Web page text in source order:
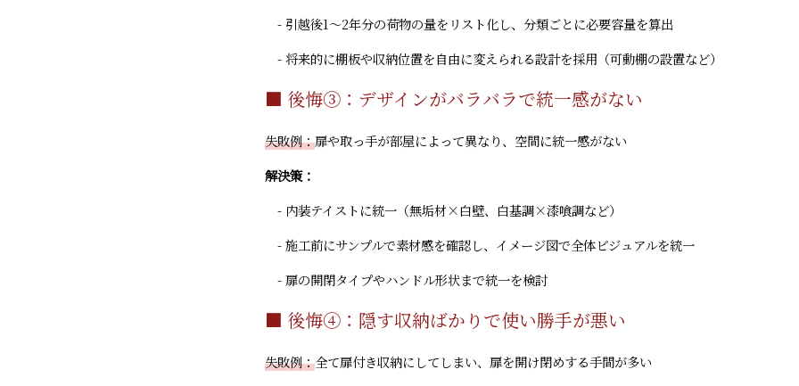
- 引越後1～2年分の荷物の量をリスト化し、分類ごとに必要容量を算出
- 将来的に棚板や収納位置を自由に変えられる設計を採用（可動棚の設置など）
■ 後悔③：デザインがバラバラで統一感がない
失敗例：扉や取っ手が部屋によって異なり、空間に統一感がない
解決策：
- 内装テイストに統一（無垢材×白壁、白基調×漆喰調など）
- 施工前にサンプルで素材感を確認し、イメージ図で全体ビジュアルを統一
- 扉の開閉タイプやハンドル形状まで統一を検討
■ 後悔④：隠す収納ばかりで使い勝手が悪い
失敗例：全て扉付き収納にしてしまい、扉を開け閉めする手間が多い